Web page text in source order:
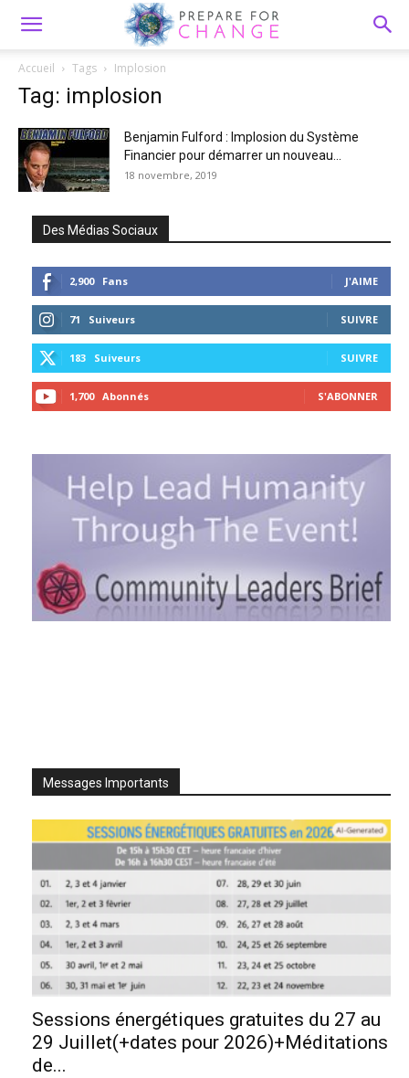
Accueil Tags Implosion
Tag: implosion
Benjamin Fulford : Implosion du Système
Financier pour démarrer un nouveau...
18 novembre, 2019
Des Médias Sociaux
2,900 Fans J'AIME
71 Suiveurs SUIVRE
183 Suiveurs SUIVRE
1,700 Abonnés S'ABONNER
Messages Importants
Sessions énergétiques gratuites du 27 au
29 Juillet(+dates pour 2026)+Méditations
de...